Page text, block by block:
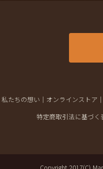
私たちの想い オンラインストア
特定商取引法に基づく